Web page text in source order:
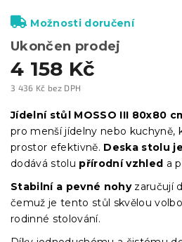
4 158 Kč
3 436 Kč bez DPH
cena:
Ukončen prodej
Možnosti doručení
Jídelní stůl MOSSO III 80x80
pro menší jídelny nebo kuchyně,
prostor efektivně. Deska stolu
dodává stolu přírodní vzhled a
Stabilní a pevné nohyzaručují
čemuž je tento stůl skvělou
rodinné stolování.